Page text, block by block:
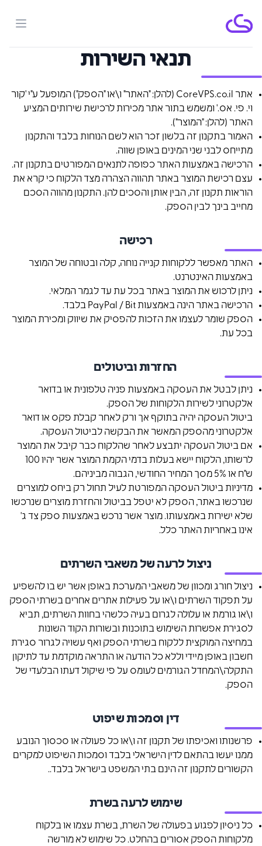
תנאי השירות
אתר CoreVPS.co.il (להלן: "האתר" ו\או "הספק") המופעל ע"י 'קור
וי. פי. אס.' ומשמש בתור אתר מכירות לרכישת שירותים המציע
האתר (להלן: "המוצר").
האמור בתקנון זה בלשון זכר הוא לשם הנוחות בלבד והתקנון
מתייחס לבני שני המינים באופן שווה.
הרכישה באמצעות האתר כפופה לתנאים המפורטים בתקנון זה.
עצם רכישת המוצר באתר תהווה הצהרה מצד הלקוח כי קרא את
הוראות תקנון זה, הבין אותן והסכים להן. התקנון מהווה הסכם
מחייב בינך לבין הספק.
רכישה
האתר מאפשר ללקוחות קנייה נוחה, קלה ובטוחה של המוצר
באמצעות האינטרנט.
ניתן לרכוש את המוצר באתר בכל עת עד לגמר המלאי.
הרכישה באתר הינה באמצעות PayPal / Bit בלבד.
הספק שומר לעצמו את הזכות להפסיק את שיווק ומכירת המוצר
בכל עת.
החזרות וביטולים
ניתן לבטל את העסקה באמצעות פניה טלפונית או בדואר
אלקטרוני לשירות הלקוחות של הספק.
ביטול העסקה יהיה בתוקף אך ורק לאחר קבלת פקס או דואר
אלקטרוני מהספק המאשר את הבקשה לביטול העסקה.
אם ביטול העסקה יתבצע לאחר שהלקוח כבר קיבל את המוצר
לרשותו, הלקוח יישא בעלות בדמי הקמת המוצר אשר יהיו 100
ש"ח או 5% מסך המחיר החודשי, הגבוה מביניהם.
מדיניות ביטול העסקה המפורטת לעיל תחול רק ביחס למוצרים
שנרכשו באתר, הספק לא יטפל בביטול והחזרת מוצרים שנרכשו
שלא ישירות באמצעותו. מוצר אשר נרכש באמצעות ספק צד ג'
אינו באחריות האתר כלל.
ניצול לרעה של משאבי השרתים
ניצול חורג ומכוון של משאבי המערכת באופן אשר יש בו להשפיע
על תפקוד השרתים ו\או על פעילות אתרים אחרים בשרתי הספק
ו\או גורמת או עלולה לגרום בעיה כלשהי בחוות השרתים, תביא
לסגירת אפשרות השימוש בתוכנות ובשורות הקוד השונות
במחיצה המוקצית ללקוח בשרתי הספק ואף עשויה לגרור סגירת
חשבון באופן מיידי וללא כל הודעה או התראה מוקדמת עד לתיקון
התקלה\המחדל הגורמים לעומס על פי שיקול דעתו הבלעדי של
הספק.
דין וסמכות שיפוט
פרשנותו ואכיפתו של תקנון זה ו\או כל פעולה או סכסוך הנובע
ממנו יעשו בהתאם לדין הישראלי בלבד וסמכות השיפוט למקרים
הקשורים לתקנון זה הינם בתי המשפט בישראל בלבד..
שימוש לרעה בשרת
כל ניסיון לפגוע בפעולה של השרת, בשרת עצמו או בלקוח
מלקוחות הספק אסורים בהחלט. כל שימוש לא מורשה